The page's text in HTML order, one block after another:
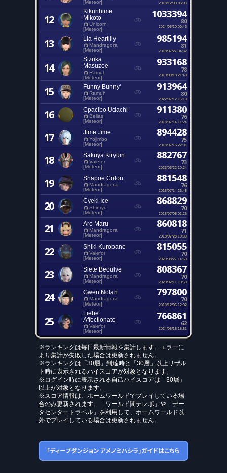
[Meteor]
2018/12/03 06:03
12
Kikurihime
Mikoto
Unicorn
[Meteor]
1033394
80
2024/06/10 00:43
13 Lia Heartilly
Mandragora
[Meteor]
985194
81
2018/07/27 04:32
14
Sizuka
Masuzoe
Ramuh
[Meteor]
933168
78
2019/09/18 21:40
15 Funny Bunny'
Ramuh
[Meteor]
913964
80
2022/07/12 15:10
16 Cpacibo Udachi
Belias
[Meteor]
911380
76
2018/07/14 11:24
17 Jime Jime
Yojimbo
[Meteor]
894428
75
2018/07/15 22:01
18 Sakuya Kiryuin
Valefor
[Meteor]
882767
73
2023/03/22 10:24
19 Shapoe Colon
Mandragora
[Meteor]
881548
76
2018/07/14 23:48
20 Cyeki Ice
Shinryu
[Meteor]
868829
70
2018/07/08 03:26
21 Aro Maru
Mandragora
[Meteor]
860818
71
2018/07/28 10:39
22 Shiki Kurobane
Valefor
[Meteor]
815055
70
2020/08/27 14:50
23 Siete Beoulve
Mandragora
[Meteor]
808367
70
2020/02/11 19:50
24 Gwen Nolan
Mandragora
[Meteor]
797800
70
2019/12/05 12:02
25
Liebe
Affectionate
Valefor
[Meteor]
766861
62
2024/05/18 15:51
※ランキングは毎日最新情報を集計します。エラーに
より集計が失敗した場合は更新されません。
※ランキングは「30層」到達時と「30層」以上リザル
ト時に表示されるハイスコアが対象となります。
※ログイン時に表示される自己ハイスコアは「30層」
以上が対象となります。
※スコア情報は、ホームワールドでプレイしている場
合のみ更新されます。「ワールド間テレポ」や「デー
タセンタートラベル」を利用して、ホームワールド以
外でプレイしている場合は更新されません。